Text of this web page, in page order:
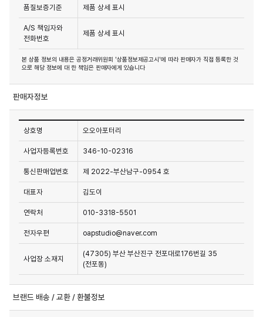
품질보증기준 제품 상세 표시
A/S 책임자와
전화번호
제품 상세 표시
본 상품 정보의 내용은 공정거래위원회 '상품정보제공고시'에 따라 판매자가 직접 등록한 것
으로 해당 정보에 대 한 책임은 판매자에게 있습니다
판매자정보
상호명 오오아포터리
사업자등록번호 346-10-02316
통신판매업번호 제 2022-부산남구-0954 호
대표자 김도이
연락처 010-3318-5501
전자우편 oapstudio@naver.com
사업장 소재지
(47305) 부산 부산진구 전포대로176번길 35
(전포동)
브랜드 배송 / 교환 / 환불정보